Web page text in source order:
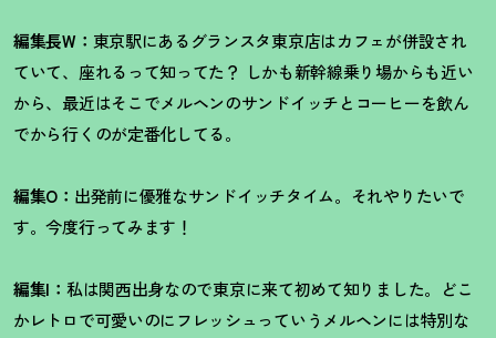
編集長W： 東京駅にあるグランスタ東京店はカフェが併設され
ていて、座れるって知ってた ？ しかも新幹線乗り場からも近い
から、最近はそこでメルヘンのサンドイッチとコーヒーを飲ん
でから行くのが定番化してる。
編集O： 出発前に優雅なサンドイッチタイム。それやりたいで
す。今度行ってみます ！
編集I： 私は関西出身なので東京に来て初めて知りました。どこ
かレトロで可愛いのにフレッシュっていうメルヘンには特別な